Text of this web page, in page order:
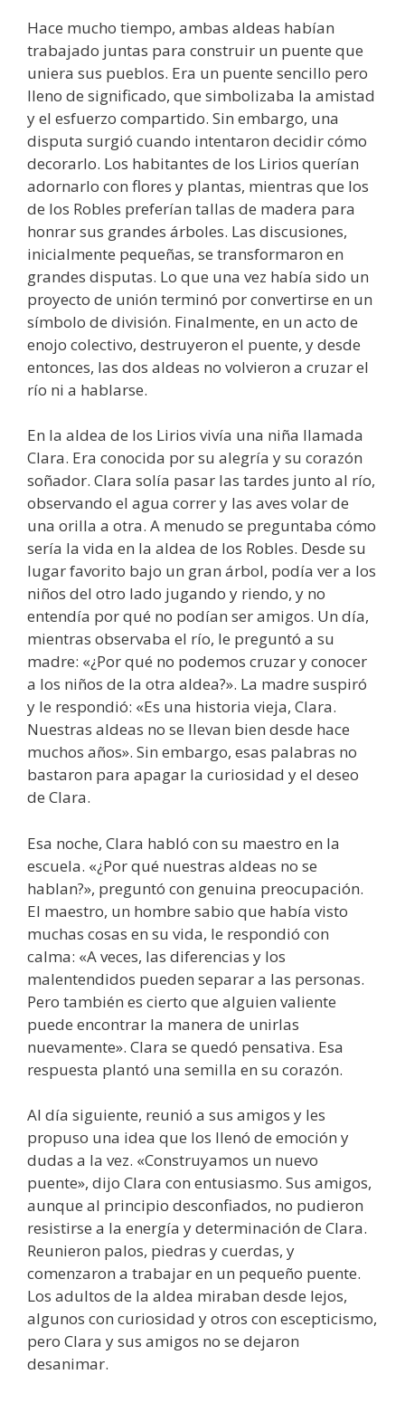
Hace mucho tiempo, ambas aldeas habían
trabajado juntas para construir un puente que
uniera sus pueblos. Era un puente sencillo pero
lleno de significado, que simbolizaba la amistad
y el esfuerzo compartido. Sin embargo, una
disputa surgió cuando intentaron decidir cómo
decorarlo. Los habitantes de los Lirios querían
adornarlo con flores y plantas, mientras que los
de los Robles preferían tallas de madera para
honrar sus grandes árboles. Las discusiones,
inicialmente pequeñas, se transformaron en
grandes disputas. Lo que una vez había sido un
proyecto de unión terminó por convertirse en un
símbolo de división. Finalmente, en un acto de
enojo colectivo, destruyeron el puente, y desde
entonces, las dos aldeas no volvieron a cruzar el
río ni a hablarse.
En la aldea de los Lirios vivía una niña llamada
Clara. Era conocida por su alegría y su corazón
soñador. Clara solía pasar las tardes junto al río,
observando el agua correr y las aves volar de
una orilla a otra. A menudo se preguntaba cómo
sería la vida en la aldea de los Robles. Desde su
lugar favorito bajo un gran árbol, podía ver a los
niños del otro lado jugando y riendo, y no
entendía por qué no podían ser amigos. Un día,
mientras observaba el río, le preguntó a su
madre: «¿Por qué no podemos cruzar y conocer
a los niños de la otra aldea?». La madre suspiró
y le respondió: «Es una historia vieja, Clara.
Nuestras aldeas no se llevan bien desde hace
muchos años». Sin embargo, esas palabras no
bastaron para apagar la curiosidad y el deseo
de Clara.
Esa noche, Clara habló con su maestro en la
escuela. «¿Por qué nuestras aldeas no se
hablan?», preguntó con genuina preocupación.
El maestro, un hombre sabio que había visto
muchas cosas en su vida, le respondió con
calma: «A veces, las diferencias y los
malentendidos pueden separar a las personas.
Pero también es cierto que alguien valiente
puede encontrar la manera de unirlas
nuevamente». Clara se quedó pensativa. Esa
respuesta plantó una semilla en su corazón.
Al día siguiente, reunió a sus amigos y les
propuso una idea que los llenó de emoción y
dudas a la vez. «Construyamos un nuevo
puente», dijo Clara con entusiasmo. Sus amigos,
aunque al principio desconfiados, no pudieron
resistirse a la energía y determinación de Clara.
Reunieron palos, piedras y cuerdas, y
comenzaron a trabajar en un pequeño puente.
Los adultos de la aldea miraban desde lejos,
algunos con curiosidad y otros con escepticismo,
pero Clara y sus amigos no se dejaron
desanimar.